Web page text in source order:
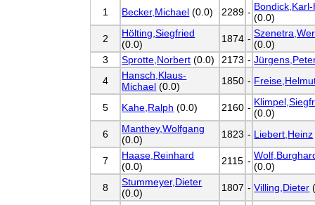
1
Becker,Michael (0.0) 2289 - (0.0)
2
Hölting,Siegfried
(0.0)
1874 - (0.0)
3
Sprotte,Norbert (0.0) 2173 -
4
Hansch,Klaus-
Michael (0.0) 1850 -
5 Kahe,Ralph (0.0) 2160 - (0.0)
6
Manthey,Wolfgang
(0.0)
1823 - Liebert,Heinz
7
Haase,Reinhard
(0.0)
2115 - (0.0)
8
Stummeyer,Dieter
(0.0)
1807 - Villing,Dieter